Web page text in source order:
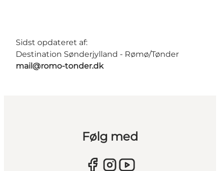
Sidst opdateret af:
Destination Sønderjylland - Rømø/Tønder
mail@romo-tonder.dk
Følg med